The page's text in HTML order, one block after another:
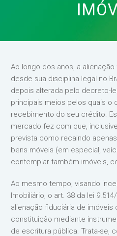
Ao longo dos anos, a
desde sua disciplina legal no
depois alterada pelo decreto-
principais meios pelos quais o
recebimento do seu crédito.
mercado fez com que,
prevista como recaindo
bens móveis (em especial,
contemplar também imóveis,
Ao mesmo tempo, visando
Imobiliário, o art. 38 da lei
alienação fiduciária de imóveis
constituição mediante
de escritura pública. Trata-se,